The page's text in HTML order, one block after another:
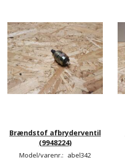
Brændstof afbryderventil
(9948224)
Model/varenr.: abel342